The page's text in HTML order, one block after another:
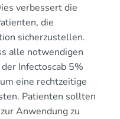
verbessert die
die
sicherzustellen.
alle notwendigen
Infectoscab 5%
eine rechtzeitige
Patienten sollten
Anwendung zu